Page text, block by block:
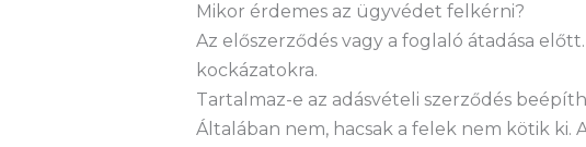
Mikor érdemes az ügyvédet felkérni?
Az előszerződés vagy a foglaló átadása
kockázatokra.
Tartalmaz-e az adásvételi szerződés
Általában nem, hacsak a felek nem kötik ki.